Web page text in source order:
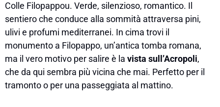
Colle Filopappou. Verde, silenzioso, romantico. Il
sentiero che conduce alla sommità attraversa pini,
ulivi e profumi mediterranei. In cima trovi il
monumento a Filopappo, un’antica tomba romana,
ma il vero motivo per salire è la vista sull’Acropoli,
che da qui sembra più vicina che mai. Perfetto per il
tramonto o per una passeggiata al mattino.